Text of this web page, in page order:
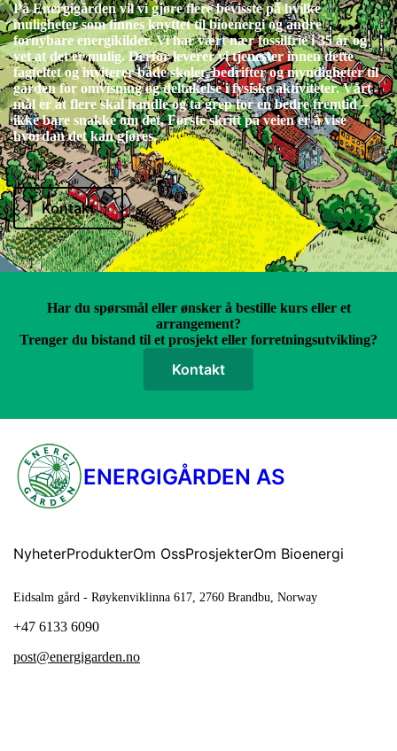
På Energigården vil vi gjøre flere bevisste på hvilke
muligheter som finnes knyttet til bioenergi og andre
fornybare energikilder. Vi har vært nær fossilfrie i 35 år og
vet at det er mulig. Derfor leverer vi tjenester innen dette
fagfeltet og inviterer både skoler, bedrifter og myndigheter til
gården for omvisning og deltakelse i fysiske aktiviteter. Vårt
mål er at flere skal handle og ta grep for en bedre fremtid –
ikke bare snakke om det, Første skritt på veien er å vise
hvordan det kan gjøres.
Kontakt
Har du spørsmål eller ønsker å bestille kurs eller et
arrangement?
Trenger du bistand til et prosjekt eller forretningsutvikling?
Kontakt
ENERGIGÅRDEN AS
NyheterProdukterOm OssProsjekterOm Bioenergi
Eidsalm gård - Røykenviklinna 617, 2760 Brandbu, Norway
+47 6133 6090
post@energigarden.no